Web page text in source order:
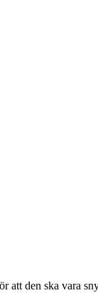
att den ska vara